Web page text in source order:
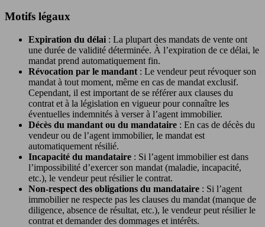
Motifs légaux
Expiration du délai : La plupart des mandats de vente ont
une durée de validité déterminée. À l’expiration de ce délai, le
mandat prend automatiquement fin.
Révocation par le mandant : Le vendeur peut révoquer son
mandat à tout moment, même en cas de mandat exclusif.
Cependant, il est important de se référer aux clauses du
contrat et à la législation en vigueur pour connaître les
éventuelles indemnités à verser à l’agent immobilier.
Décès du mandant ou du mandataire : En cas de décès du
vendeur ou de l’agent immobilier, le mandat est
automatiquement résilié.
Incapacité du mandataire : Si l’agent immobilier est dans
l’impossibilité d’exercer son mandat (maladie, incapacité,
etc.), le vendeur peut résilier le contrat.
Non-respect des obligations du mandataire : Si l’agent
immobilier ne respecte pas les clauses du mandat (manque de
diligence, absence de résultat, etc.), le vendeur peut résilier le
contrat et demander des dommages et intérêts.